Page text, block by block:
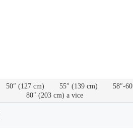
50″ (127 cm) 55″ (139 cm) 58″-
80″ (203 cm) a vice